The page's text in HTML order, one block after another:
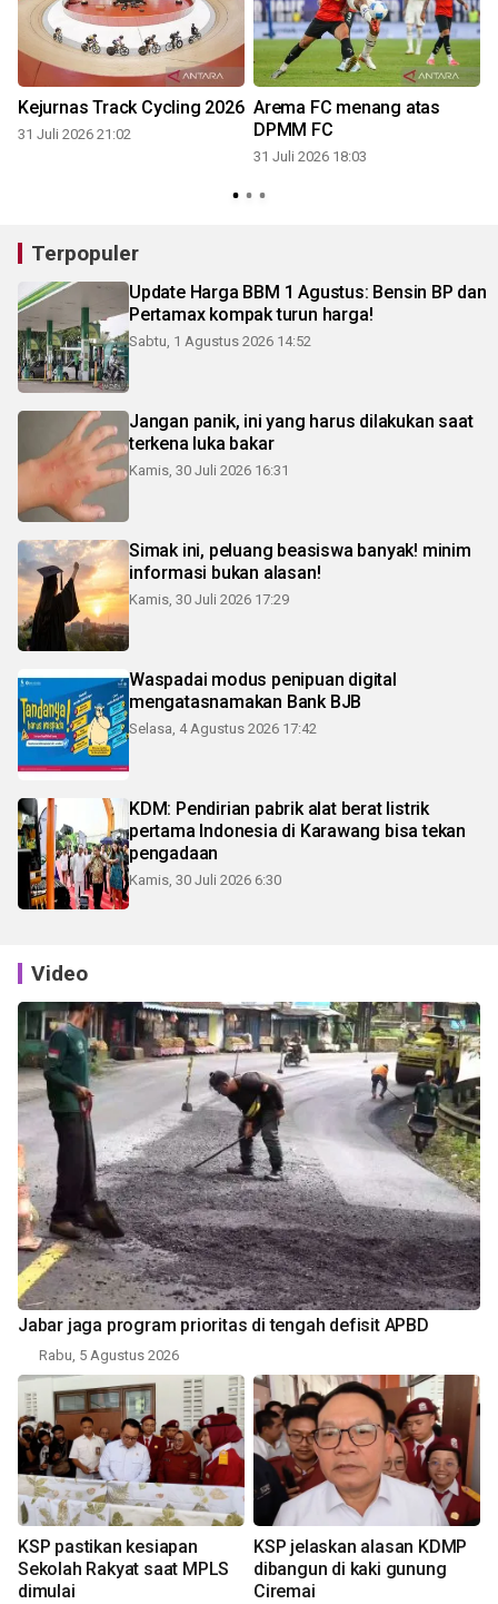
Kejurnas Track Cycling 2026
31 Juli 2026 21:02
Arema FC menang atas
DPMM FC
31 Juli 2026 18:03
Terpopuler
Update Harga BBM 1 Agustus: Bensin BP dan
Pertamax kompak turun harga!
Sabtu, 1 Agustus 2026 14:52
Jangan panik, ini yang harus dilakukan saat
terkena luka bakar
Kamis, 30 Juli 2026 16:31
Simak ini, peluang beasiswa banyak! minim
informasi bukan alasan!
Kamis, 30 Juli 2026 17:29
Waspadai modus penipuan digital
mengatasnamakan Bank BJB
Selasa, 4 Agustus 2026 17:42
KDM: Pendirian pabrik alat berat listrik
pertama Indonesia di Karawang bisa tekan
pengadaan
Kamis, 30 Juli 2026 6:30
Video
Jabar jaga program prioritas di tengah defisit APBD
Rabu, 5 Agustus 2026
KSP pastikan kesiapan
Sekolah Rakyat saat MPLS
dimulai
KSP jelaskan alasan KDMP
dibangun di kaki gunung
Ciremai